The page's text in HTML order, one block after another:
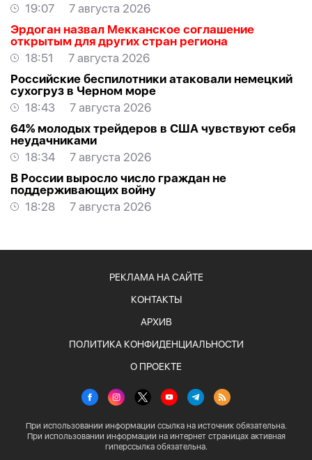
19:07
7 августа 2026
Эрдоган назвал Мекканское соглашение
открытым для других стран региона
18:51
7 августа 2026
Российские беспилотники атаковали немецкий
сухогруз в Черном море
18:43
7 августа 2026
64% молодых трейдеров в США чувствуют себя
неудачниками
18:34
7 августа 2026
В России выросло число граждан не
поддерживающих войну
18:28
7 августа 2026
РЕКЛАМА НА САЙТЕ
КОНТАКТЫ
АРХИВ
ПОЛИТИКА КОНФИДЕНЦИАЛЬНОСТИ
О ПРОЕКТЕ
При использовании информации ссылка на источник обязательна.
При использовании информации на интернет страницах активная
гиперссылка обязательна.